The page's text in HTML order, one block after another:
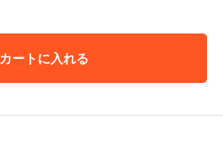
カートに入れる